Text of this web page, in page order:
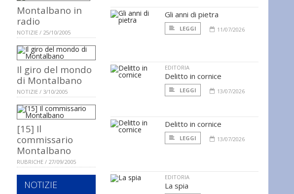
Montalbano in
radio
NOTIZIE / 25/10/2005
Il giro del mondo
di Montalbano
NOTIZIE / 3/10/2005
[15] Il
commissario
Montalbano
RUBRICHE / 27/09/2005
NOTIZIE
Gli anni di pietra
LEGGI 11/07/2026
EDITORIA
Delitto in cornice
LEGGI 13/07/2026
Delitto in cornice
LEGGI 13/07/2026
EDITORIA
La spia